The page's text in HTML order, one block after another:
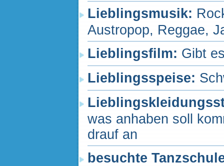
Lieblingsmusik:
Austropop, Reggae,
Lieblingsfilm: Gibt
Lieblingsspeise:
was anhaben soll
drauf an
besuchte